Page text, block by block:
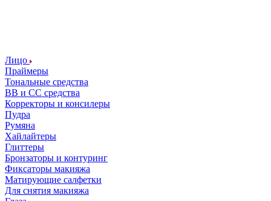
Лицо
Праймеры
Тональные средства
ВВ и СС средства
Корректоры и консилеры
Пудра
Румяна
Хайлайтеры
Глиттеры
Бронзаторы и контуринг
Фиксаторы макияжа
Матирующие салфетки
Для снятия макияжа